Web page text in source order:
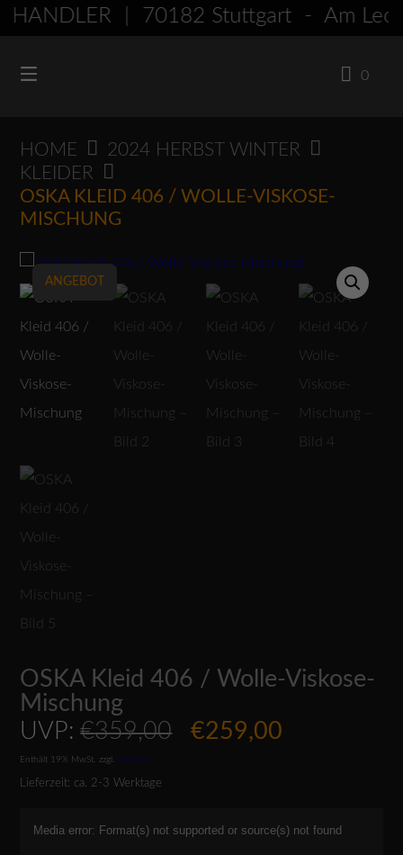
Springen
Inhalt
| 70182 Stuttgart - Am
0
HOME
2024 HERBST WINTER
KLEIDER
OSKA KLEID 406 / WOLLE-VISKOSE-
MISCHUNG
ANGEBOT
OSKA Kleid 406 / Wolle-Viskose-
Mischung
UVP: €359,00
Ursprünglicher
€259,00Aktueller
Enthält 19% MwSt. zzgl.Versand
Lieferzeit: ca. 2-3 Werktage
Media error: Format(s) not supported or source(s) not found